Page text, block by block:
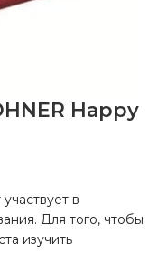
Happy
в
Для того, чтобы
изучить